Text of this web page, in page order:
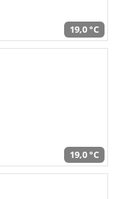
19,0 °C
19,0 °C